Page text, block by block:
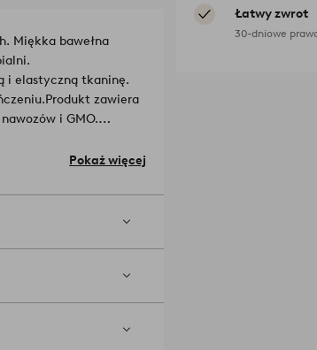
Łatwy zwrot
30-dniowe
Miękka bawełna
i elastyczną tkaninę.
Produkt zawiera
i GMO.
lepsza
Pokaż więcej